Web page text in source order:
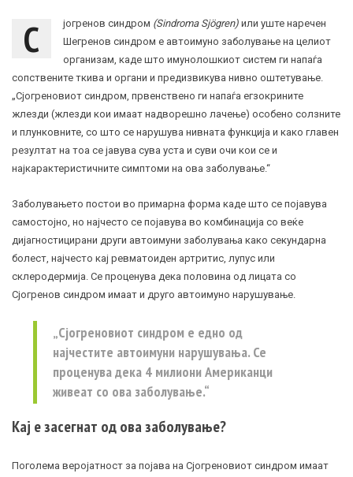
С јогренов синдром (Sindroma Sjögren) или уште наречен
Шегренов синдром е автоимуно заболување на целиот
организам, каде што имунолошкиот систем ги напаѓа
сопствените ткива и органи и предизвикува нивно оштетување.
„Сјогреновиот синдром, првенствено ги напаѓа егзокрините
жлезди (жлезди кои имаат надворешно лачење) особено солзните
и плунковните, со што се нарушува нивната функција и како главен
резултат на тоа се јавува сува уста и суви очи кои се и
најкарактеристичните симптоми на ова заболување.“
Заболувањето постои во примарна форма каде што се појавува
самостојно, но најчесто се појавува во комбинација со веќе
дијагностицирани други автоимуни заболувања како секундарна
болест, најчесто кај ревматоиден артритис, лупус или
склеродермија. Се проценува дека половина од лицата со
Сјогренов синдром имаат и друго автоимуно нарушување.
„Сјогреновиот синдром е едно од
најчестите автоимуни нарушувања. Се
проценува дека 4 милиони Американци
живеат со ова заболување.“
Кај е засегнат од ова заболување?
Поголема веројатност за појава на Сјогреновиот синдром имаат